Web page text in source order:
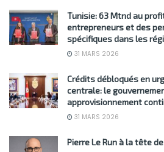
Tunisie: 63 Mtnd au
entrepreneurs et des
spécifiques dans les
31 MARS 2026
Crédits débloqués en
centrale: le
approvisionnement
31 MARS 2026
Pierre Le Run à la tête de